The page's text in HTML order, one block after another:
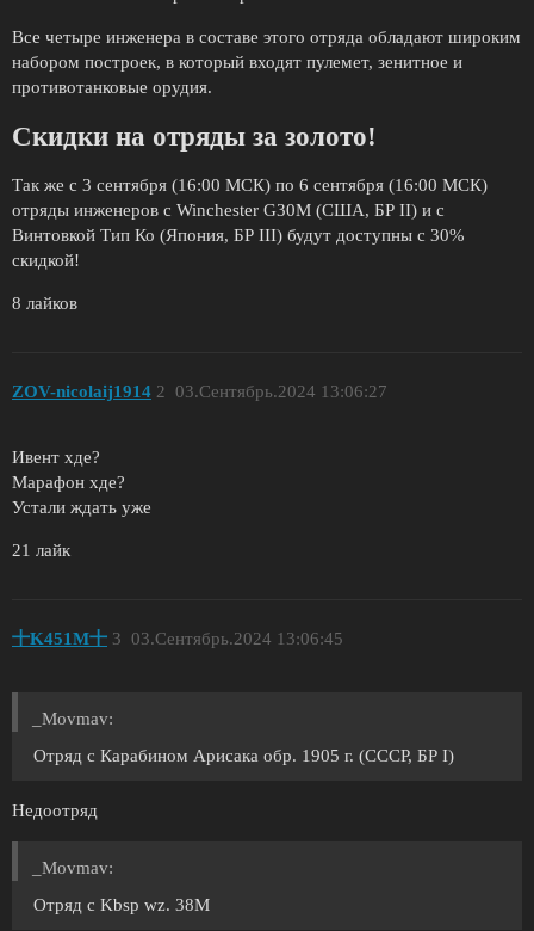
Все четыре инженера в составе этого отряда обладают широким
набором построек, в который входят пулемет, зенитное и
противотанковые орудия.
Скидки на отряды за золото!
Так же с 3 сентября (16:00 МСК) по 6 сентября (16:00 МСК)
отряды инженеров с Winchester G30M (США, БР II) и с
Винтовкой Тип Ко (Япония, БР III) будут доступны с 30%
скидкой!
8 лайков
ZОV-nicolaij1914 03.Сентябрь.2024 13:06:27
2
Ивент хде?
Марафон хде?
Устали ждать уже
21 лайк
十K451M十 03.Сентябрь.2024 13:06:45
3
_Movmav:
Отряд с Карабином Арисака обр. 1905 г. (СССР, БР I)
Недоотряд
_Movmav:
Отряд с Kbsp wz. 38M